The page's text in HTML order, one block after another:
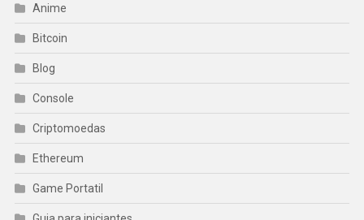
Anime
Bitcoin
Blog
Console
Criptomoedas
Ethereum
Game Portatil